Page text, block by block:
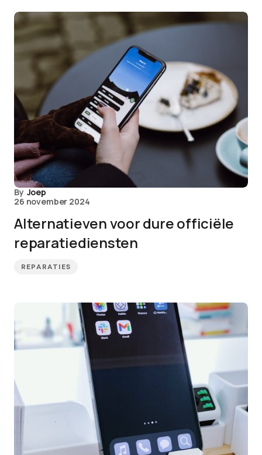
By Joep
26 november 2024
Alternatieven voor dure officiële
reparatiediensten
REPARATIES